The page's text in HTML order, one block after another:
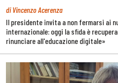
di Vincenzo Acerenza
Il presidente invita a non fermarsi ai
internazionale: oggi la sfida è
rinunciare all'educazione digitale»